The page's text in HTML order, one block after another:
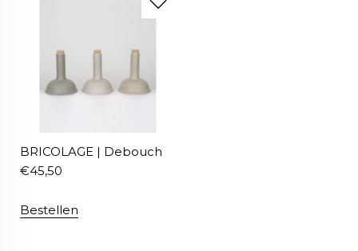
BRICOLAGE | Debouch
€45,50
Bestellen